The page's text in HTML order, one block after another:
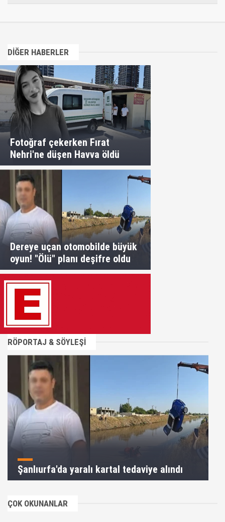
DİĞER HABERLER
Fotoğraf çekerken Fırat
Nehri'ne düşen Havva öldü
Dereye uçan otomobilde büyük
oyun! "Ölü" planı deşifre oldu
RÖPORTAJ & SÖYLEŞİ
Şanlıurfa'da yaralı kartal tedaviye alındı
ÇOK OKUNANLAR